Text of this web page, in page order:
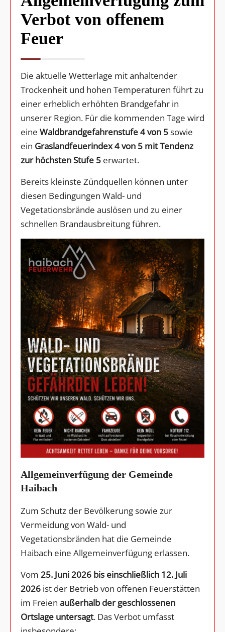
Verbot von offenem
Feuer
Die aktuelle Wetterlage mit anhaltender
Trockenheit und hohen Temperaturen führt zu
einer erheblich erhöhten Brandgefahr in
unserer Region. Für die kommenden Tage wird
eine Waldbrandgefahrenstufe 4 von 5sowie
ein Graslandfeuerindex 4 von 5 mit Tendenz
zur höchsten Stufe 5 erwartet.
Bereits kleinste Zündquellen können unter
diesen Bedingungen Wald- und
Vegetationsbrände auslösen und zu einer
schnellen Brandausbreitung führen.
Allgemeinverfügung der Gemeinde
Haibach
Zum Schutz der Bevölkerung sowie zur
Vermeidung von Wald- und
Vegetationsbränden hat die Gemeinde
Haibach eine Allgemeinverfügung erlassen.
Vom 25. Juni 2026 bis einschließlich 12. Juli
2026 ist der Betrieb von offenen Feuerstätten
im Freien außerhalb der geschlossenen
Ortslage untersagt. Das Verbot umfasst